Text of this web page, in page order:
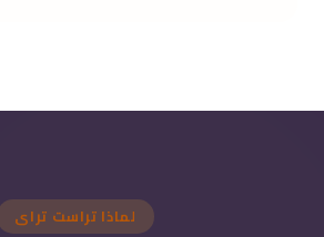
لماذا تراست تراى